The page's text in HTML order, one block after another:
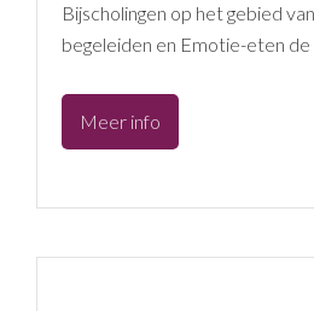
Bijscholingen op het gebied
begeleiden en Emotie-eten
Meer info
eten
baas